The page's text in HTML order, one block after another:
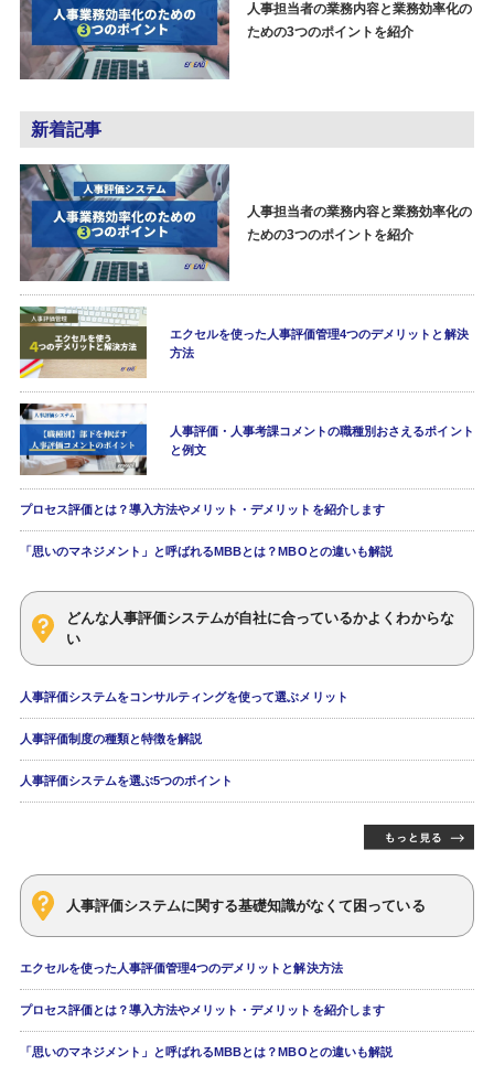
人事担当者の業務内容と業務効率化の
ための3つのポイントを紹介
新着記事
人事担当者の業務内容と業務効率化の
ための3つのポイントを紹介
エクセルを使った人事評価管理4つのデメリットと解決
方法
人事評価・人事考課コメントの職種別おさえるポイント
と例文
プロセス評価とは？導入方法やメリット・デメリットを紹介します
「思いのマネジメント」と呼ばれるMBBとは？MBOとの違いも解説
どんな人事評価システムが自社に合っているかよくわからな
い
人事評価システムをコンサルティングを使って選ぶメリット
人事評価制度の種類と特徴を解説
人事評価システムを選ぶ5つのポイント
人事評価システムに関する基礎知識がなくて困っている
エクセルを使った人事評価管理4つのデメリットと解決方法
プロセス評価とは？導入方法やメリット・デメリットを紹介します
「思いのマネジメント」と呼ばれるMBBとは？MBOとの違いも解説